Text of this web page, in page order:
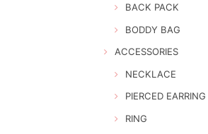
BACK PACK
BODDY BAG
ACCESSORIES
NECKLACE
PIERCED EARRING
RING